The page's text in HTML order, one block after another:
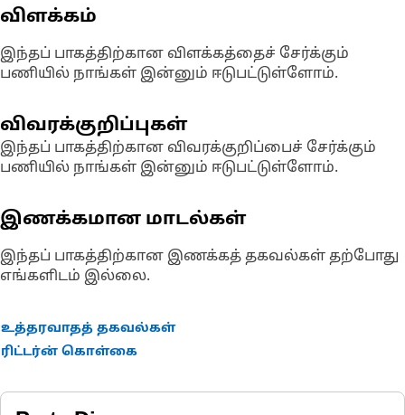
விளக்கம்
இந்தப் பாகத்திற்கான விளக்கத்தைச் சேர்க்கும்
பணியில் நாங்கள் இன்னும் ஈடுபட்டுள்ளோம்.
விவரக்குறிப்புகள்
இந்தப் பாகத்திற்கான விவரக்குறிப்பைச் சேர்க்கும்
பணியில் நாங்கள் இன்னும் ஈடுபட்டுள்ளோம்.
இணக்கமான மாடல்கள்
இந்தப் பாகத்திற்கான இணக்கத் தகவல்கள் தற்போது
எங்களிடம் இல்லை.
உத்தரவாதத் தகவல்கள்
ரிட்டர்ன் கொள்கை